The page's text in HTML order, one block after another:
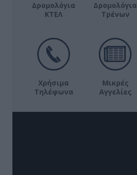
Δρομολόγια
ΚΤΕΛ
Δρομολόγια
Τρένων
Χρήσιμα
Τηλέφωνα
Μικρές
Αγγελίες